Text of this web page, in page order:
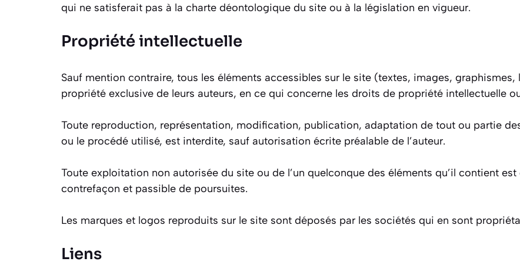
qui ne satisferait pas à la charte déontologique du site ou à la législation en vigueur.
Propriété intellectuelle
Sauf mention contraire, tous les éléments accessibles sur le site (textes, images,
propriété exclusive de leurs auteurs, en ce qui concerne les droits de propriété intellectuelle
Toute reproduction, représentation, modification, publication, adaptation de tout ou partie
ou le procédé utilisé, est interdite, sauf autorisation écrite préalable de l’auteur.
Toute exploitation non autorisée du site ou de l’un quelconque des éléments qu’il contient
contrefaçon et passible de poursuites.
Les marques et logos reproduits sur le site sont déposés par les sociétés qui en sont
Liens